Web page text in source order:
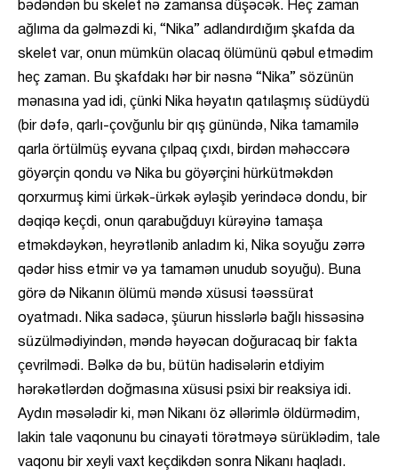
bədəndən bu skelet nə zamansa düşəcək. Heç zaman
ağlıma da gəlməzdi ki, “Nika” adlandırdığım şkafda da
skelet var, onun mümkün olacaq ölümünü qəbul etmədim
heç zaman. Bu şkafdakı hər bir nəsnə “Nika” sözünün
mənasına yad idi, çünki Nika həyatın qatılaşmış südüydü
(bir dəfə, qarlı-çovğunlu bir qış günündə, Nika tamamilə
qarla örtülmüş eyvana çılpaq çıxdı, birdən məhəccərə
göyərçin qondu və Nika bu göyərçini hürkütməkdən
qorxurmuş kimi ürkək-ürkək əyləşib yerindəcə dondu, bir
dəqiqə keçdi, onun qarabuğduyı kürəyinə tamaşa
etməkdəykən, heyrətlənib anladım ki, Nika soyuğu zərrə
qədər hiss etmir və ya tamamən unudub soyuğu). Buna
görə də Nikanın ölümü məndə xüsusi təəssürat
oyatmadı. Nika sadəcə, şüurun hisslərlə bağlı hissəsinə
süzülmədiyindən, məndə həyəcan doğuracaq bir fakta
çevrilmədi. Bəlkə də bu, bütün hadisələrin etdiyim
hərəkətlərdən doğmasına xüsusi psixi bir reaksiya idi.
Aydın məsələdir ki, mən Nikanı öz əllərimlə öldürmədim,
lakin tale vaqonunu bu cinayəti törətməyə sürüklədim, tale
vaqonu bir xeyli vaxt keçdikdən sonra Nikanı haqladı.